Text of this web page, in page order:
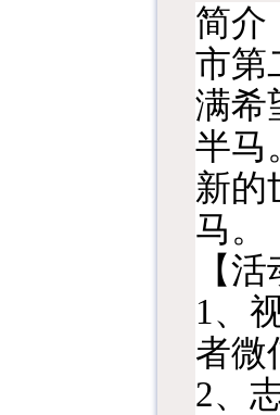
简介
市第
满希
半马
新的
马。
【
1、
者微
2、